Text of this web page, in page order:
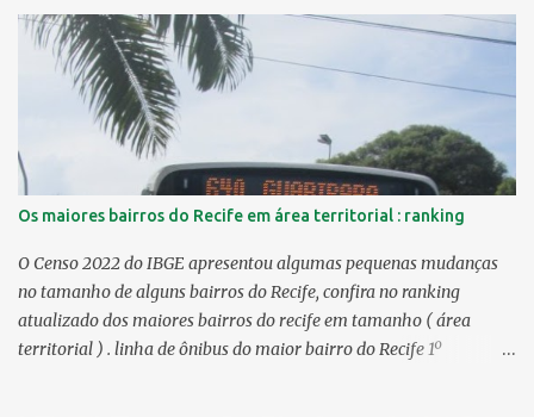
Os maiores bairros do Recife em área territorial : ranking
O Censo 2022 do IBGE apresentou algumas pequenas mudanças
no tamanho de alguns bairros do Recife, confira no ranking
atualizado dos maiores bairros do recife em tamanho ( área
territorial ) . linha de ônibus do maior bairro do Recife 1º